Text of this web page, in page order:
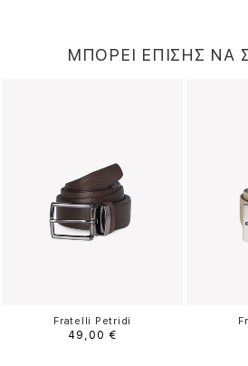
ΜΠΟΡΕΙ ΕΠΙΣΗΣ ΝΑ
Fratelli Petridi
49,00 €